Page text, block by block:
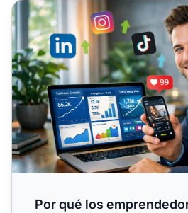
Por qué los emprendedores
Por qué los